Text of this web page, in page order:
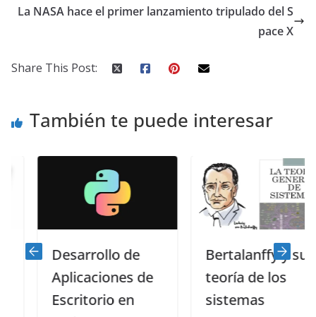
La NASA hace el primer lanzamiento tripulado del S
pace X
Share This Post:
También te puede interesar
Desarrollo de
Aplicaciones de
Escritorio en
Bertalanffy y su
teoría de los
sistemas